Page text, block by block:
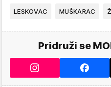
LESKOVAC MUŠKARAC
Pridruži se